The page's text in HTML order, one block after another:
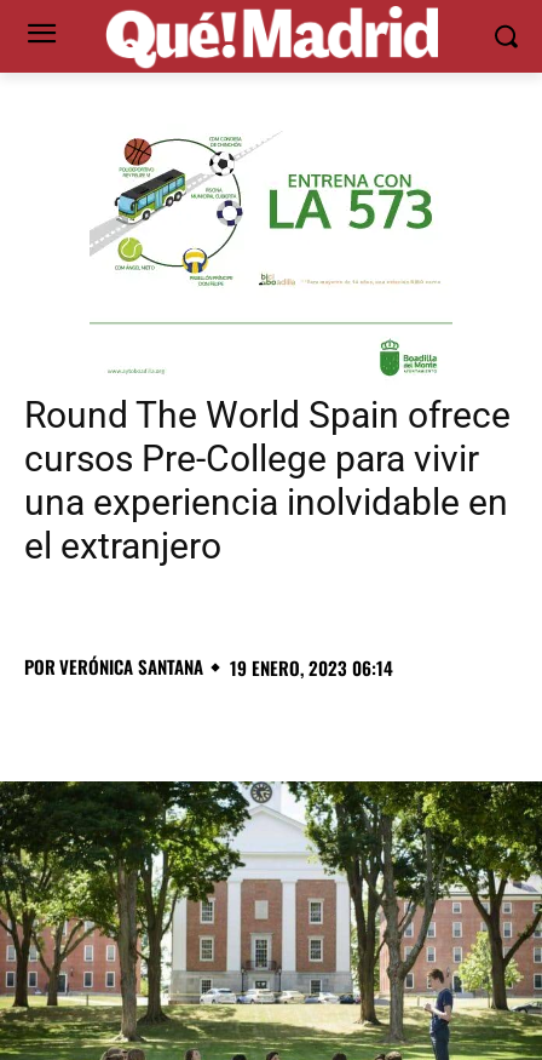
Round The World Spain ofrece
cursos Pre-College para vivir
una experiencia inolvidable en
el extranjero
PORVERÓNICA SANTANA 19 ENERO, 2023 06:14